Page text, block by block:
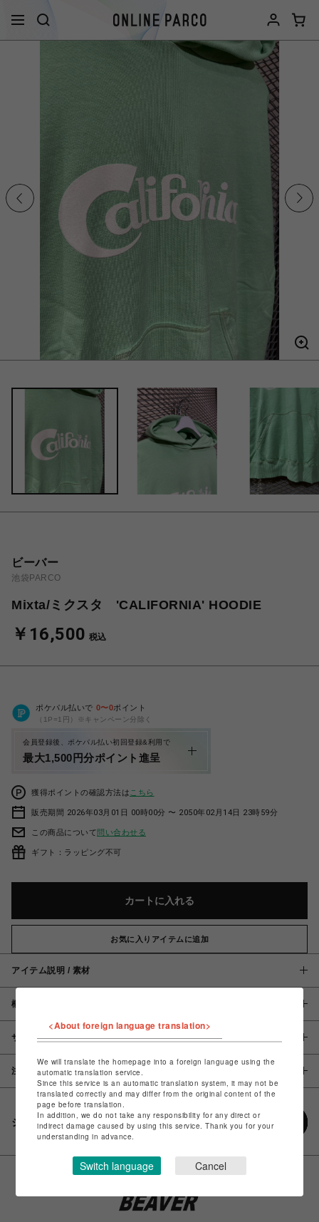
ビーバー
池袋PARCO
Mixta/ミクスタ 'CALIFORNIA' HOODIE
￥16,500 税込
ポケパル払いで 0〜0ポイント
（1P=1円）※キャンペーン分除く
会員登録後、ポケパル払い初回登録&利用で
最大1,500円分ポイント進呈
獲得ポイントの確認方法は こちら
販売期間 2026年03月01日 00時00分 〜 2050年02月14日 23時59分
この商品について問い合わせる
ギフト：ラッピング不可
カートに入れる
お気に入りアイテムに追加
アイテム説明 / 素材
概要
サイズ
注意事項
シェアする
<About foreign language translation>
We will translate the homepage into a foreign language using the
automatic translation service.
Since this service is an automatic translation system, it may not be
translated correctly and may differ from the original content of the
page before translation.
In addition, we do not take any responsibility for any direct or
indirect damage caused by using this service. Thank you for your
understanding in advance.
Switch language Cancel